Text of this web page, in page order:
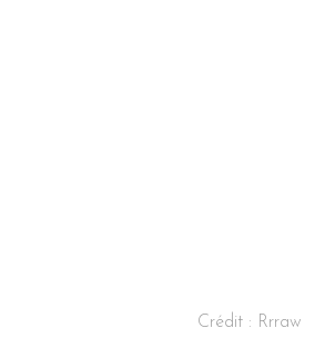
Crédit : Rrraw